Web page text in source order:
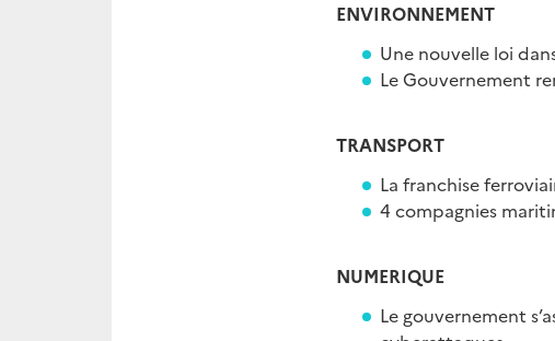
ENVIRONNEMENT
Une nouvelle loi
Le Gouvernement
TRANSPORT
La franchise
4 compagnies
NUMERIQUE
Le gouvernement